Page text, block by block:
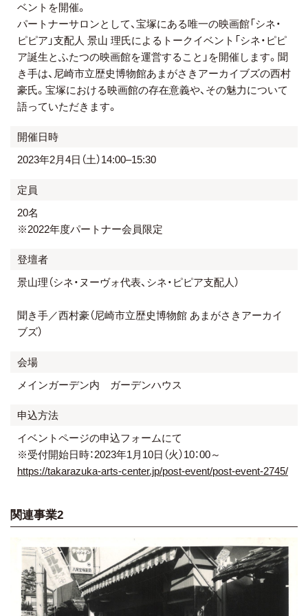
ベントを開催。
パートナーサロンとして、宝塚にある唯一の映画館「シネ・
ピピア」支配人 景山 理氏によるトークイベント「シネ・ピピ
ア誕生とふたつの映画館を運営すること」を開催します。聞
き手は、尼崎市立歴史博物館あまがさきアーカイブズの西村
豪氏。宝塚における映画館の存在意義や、その魅力について
語っていただきます。
開催日時
2023年2月4日（土）14:00–15:30
定員
20名
※2022年度パートナー会員限定
登壇者
景山理（シネ・ヌーヴォ代表、シネ・ピピア支配人）
聞き手／西村豪（尼崎市立歴史博物館 あまがさきアーカイ
ブズ）
会場
メインガーデン内 ガーデンハウス
申込方法
イベントページの申込フォームにて
※受付開始日時：2023年1月10日（火）10：00～
https://takarazuka-arts-center.jp/post-event/post-event-2745/
関連事業2